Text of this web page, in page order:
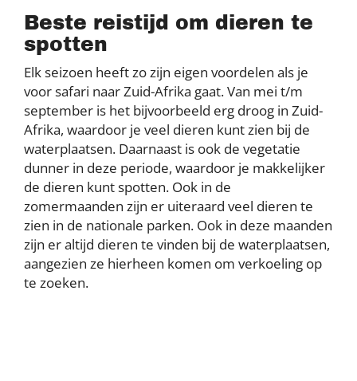
Beste reistijd om dieren te
spotten
Elk seizoen heeft zo zijn eigen voordelen als je
voor safari naar Zuid-Afrika gaat. Van mei t/m
september is het bijvoorbeeld erg droog in Zuid-
Afrika, waardoor je veel dieren kunt zien bij de
waterplaatsen. Daarnaast is ook de vegetatie
dunner in deze periode, waardoor je makkelijker
de dieren kunt spotten. Ook in de
zomermaanden zijn er uiteraard veel dieren te
zien in de nationale parken. Ook in deze maanden
zijn er altijd dieren te vinden bij de waterplaatsen,
aangezien ze hierheen komen om verkoeling op
te zoeken.